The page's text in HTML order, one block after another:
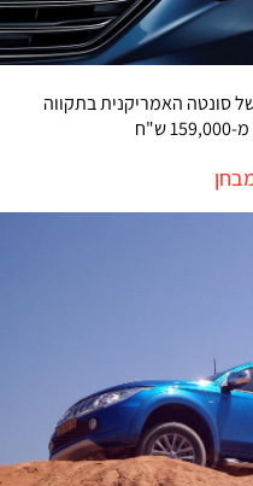
סונטה האמריקנית בתקווה